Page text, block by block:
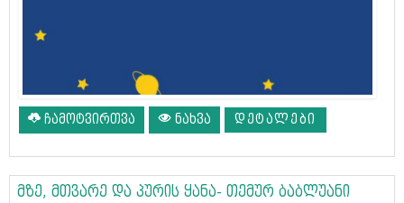
ჩამოტვირთვა ნახვა ᲓᲔᲢᲐᲚᲔᲑᲘ
მზე, მთვარე და პურის ყანა- თემურ ბაბლუანი